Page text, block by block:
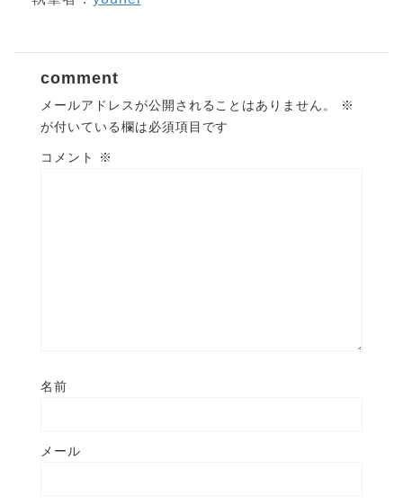
comment
メールアドレスが公開されることはありません。
※
が付いている欄は必須項目です
コメント ※
名前
メール